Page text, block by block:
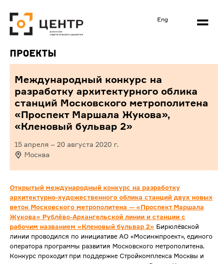
Eng
Проекты
Международный конкурс на
разработку архитектурного облика
станций Московского метрополитена
«Проспект Маршала Жукова»,
«Кленовый бульвар 2»
15 апреля – 20 августа 2020 г.
Москва
Открытый международный конкурс на разработку
архитектурно-художественного облика станций двух новых
веток Московского метрополитена — «Проспект Маршала
Жукова» Рублёво-Архангельской линии и станции с
рабочим названием «Кленовый бульвар 2» Бирюлёвской
линии проводился по инициативе АО «Мосинжпроект», единого
оператора программы развития Московского метрополитена.
Конкурс проходит при поддержке Стройкомплекса Москвы и